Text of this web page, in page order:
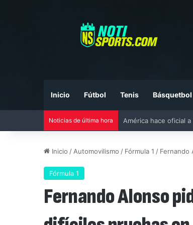
Inicio Fútbol Tenis Básquetbol
Noticias de última hora Liga MX vs MLS All-
Inicio / Automovilismo / Fórmula 1 / Fernando
Fórmula 1
Fernando Alonso